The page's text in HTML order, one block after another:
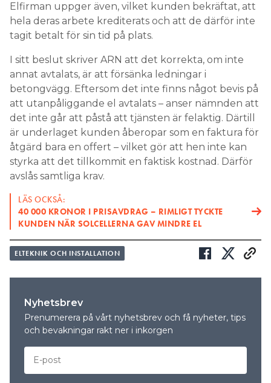
Elfirman uppger även, vilket kunden bekräftat, att
hela deras arbete krediterats och att de därför inte
tagit betalt för sin tid på plats.
I sitt beslut skriver ARN att det korrekta, om inte
annat avtalats, är att försänka ledningar i
betongvägg. Eftersom det inte finns något bevis på
att utanpåliggande el avtalats – anser nämnden att
det inte går att påstå att tjänsten är felaktig. Därtill
är underlaget kunden åberopar som en faktura för
åtgärd bara en offert – vilket gör att hen inte kan
styrka att det tillkommit en faktisk kostnad. Därför
avslås samtliga krav.
LÄS OCKSÅ:
40 000 KRONOR I PRISAVDRAG – RIMLIGT TYCKTE
KUNDEN NÄR SOLCELLERNA GAV MINDRE EL
ELTEKNIK OCH INSTALLATION
Nyhetsbrev
Prenumerera på vårt nyhetsbrev och få nyheter, tips
och bevakningar rakt ner i inkorgen